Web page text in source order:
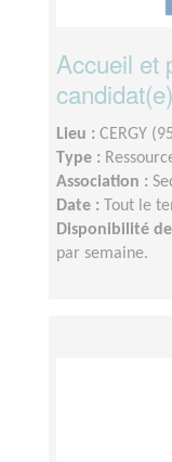
Accueil et
Lieu : CERGY
Type :
Association :
Date :
Tout le
Disponibilité
par semaine.